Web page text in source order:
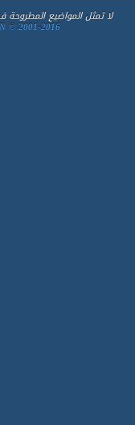
لا تمثل المواضيع المطروحة
© 2001-2016